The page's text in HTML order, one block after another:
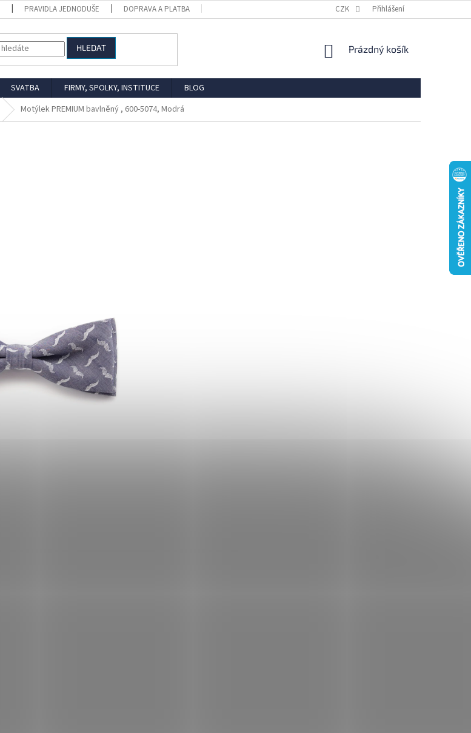
PRAVIDLA JEDNODUŠE DOPRAVA A PLATBA REKLAMACE VRÁCENÍ ZBOŽÍ
CZK Přihlášení
HLEDAT
NÁKUPNÍ
Prázdný košík
SVATBA FIRMY, SPOLKY, INSTITUCE
BLOG
Motýlek PREMIUM bavlněný , 600-5074, Modrá